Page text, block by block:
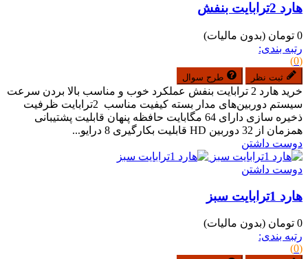
هارد 2ترابایت بنفش
0 تومان
(بدون مالیات)
رتبه بندی:
(0)
ثبت نظر طرح سوال
خرید هارد 2 ترابایت بنفش عملکرد خوب و مناسب بالا بردن سرعت
سیستم دوربین‌های مدار بسته کیفیت مناسب 2ترابایت ظرفیت
ذخیره سازی دارای 64 مگابایت حافظه پنهان قابلیت پشتیبانی
همزمان از 32 دوربین HD قابلیت بکارگیری 8 درایو...
دوست داشتن
دوست داشتن
هارد 1ترابایت سبز
0 تومان
(بدون مالیات)
رتبه بندی:
(0)